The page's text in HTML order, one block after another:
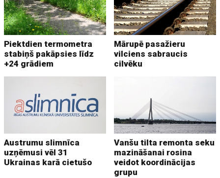
Piektdien termometra
stabiņš pakāpsies līdz
+24 grādiem
Mārupē pasažieru
vilciens sabraucis
cilvēku
Austrumu slimnīca
uzņēmusi vēl 31
Ukrainas karā cietušo
Vanšu tilta remonta seku
mazināšanai rosina
veidot koordinācijas
grupu